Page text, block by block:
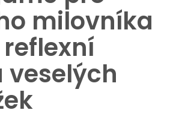
milovníka
veselých